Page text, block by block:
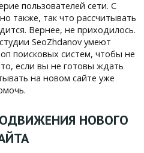
пользователей сети. С
также, так что рассчитывать
Вернее, не приходилось.
SeoZhdanov умеют
поисковых систем, чтобы не
если вы не готовы ждать
на новом сайте уже
НОВОГО